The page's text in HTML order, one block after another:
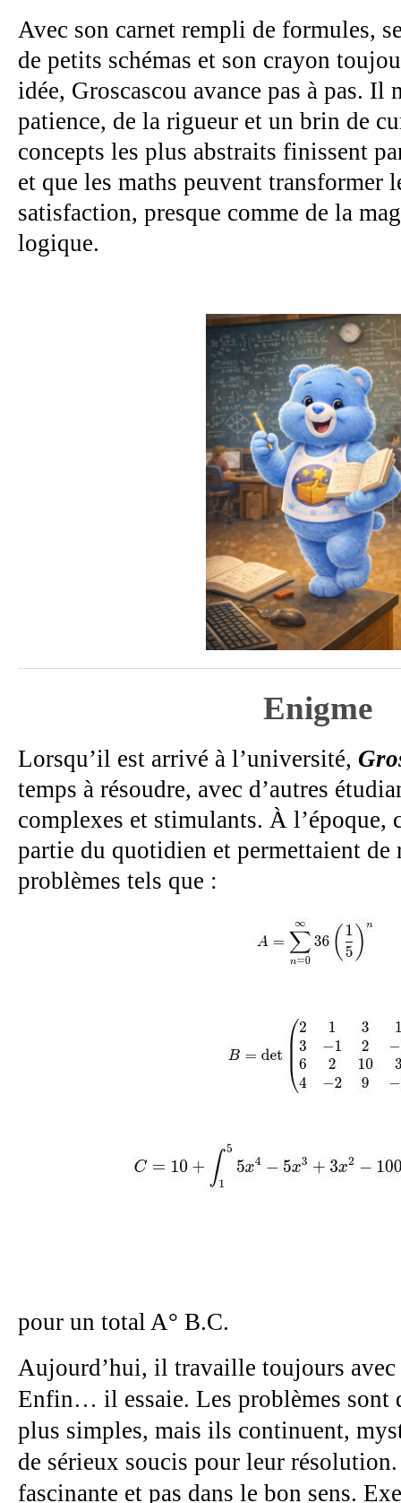
Avec son carnet rempli de formules,
de petits schémas et son crayon
idée, Groscascou avance pas à pas. Il
patience, de la rigueur et un brin de
concepts les plus abstraits finissent
et que les maths peuvent transformer
satisfaction, presque comme de la
logique.
Enigme
Lorsqu’il est arrivé à l’université,
temps à résoudre, avec d’autres
complexes et stimulants. À l’époque,
partie du quotidien et permettaient de
problèmes tels que :
pour un total A° B.C.
Aujourd’hui, il travaille toujours avec
Enfin… il essaie. Les problèmes sont
plus simples, mais ils continuent,
de sérieux soucis pour leur
fascinante et pas dans le bon sens.